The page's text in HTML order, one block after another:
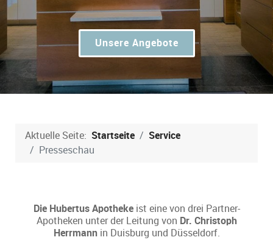
Unsere Angebote
Aktuelle Seite: Startseite
Service
Presseschau
Die Hubertus Apothekeist eine von drei Partner-
Apotheken unter der Leitung von Dr. Christoph
Herrmannin Duisburg und Düsseldorf.